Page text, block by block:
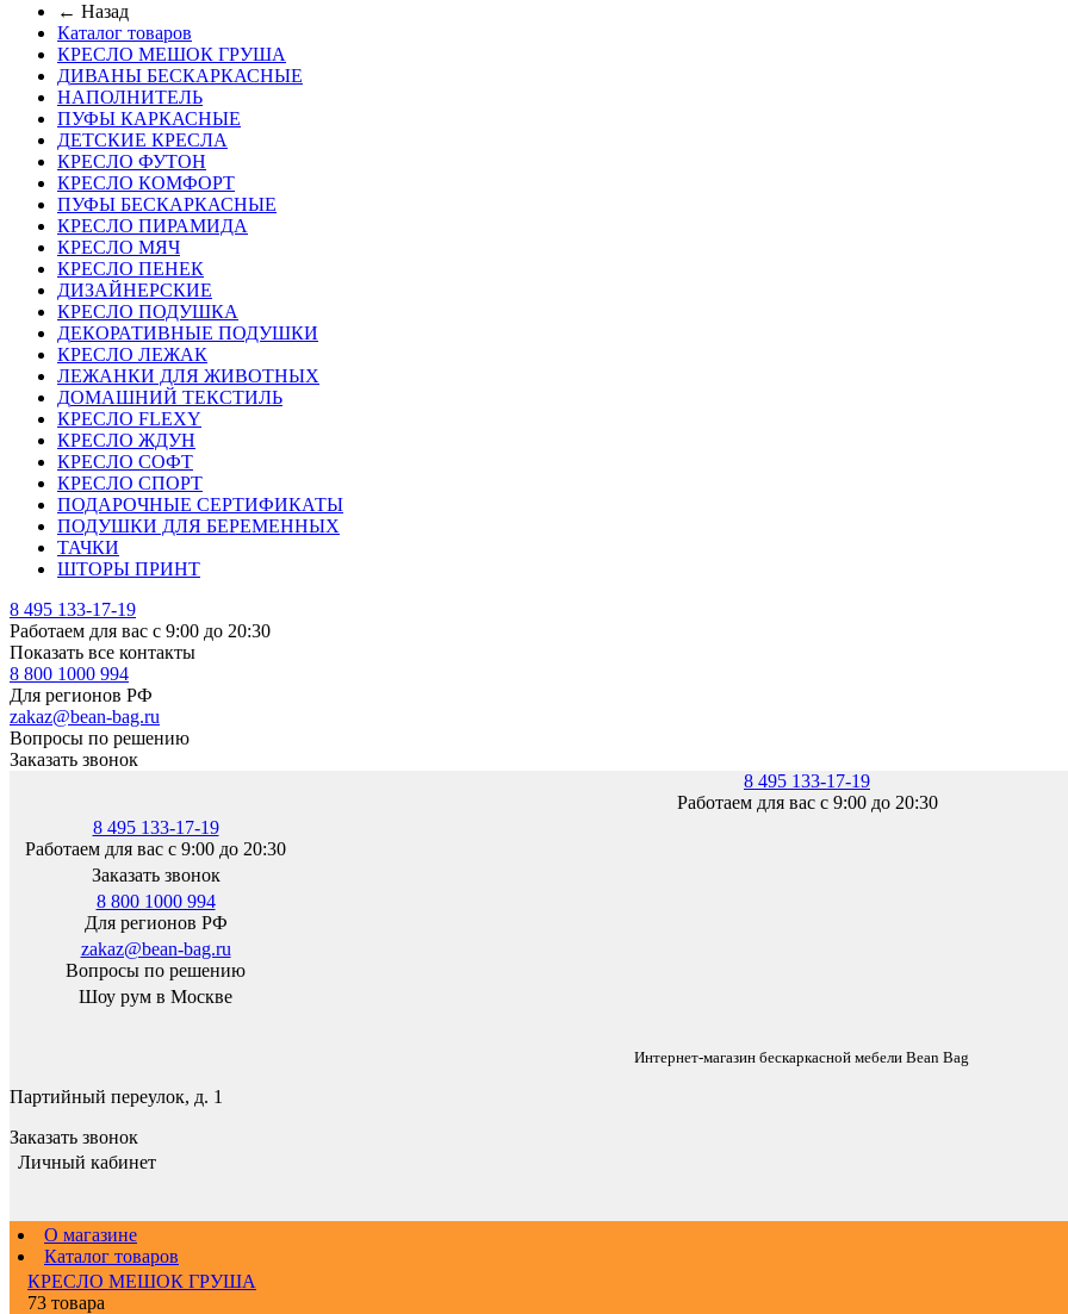
← Назад
Каталог товаров
КРЕСЛО МЕШОК ГРУША
ДИВАНЫ БЕСКАРКАСНЫЕ
НАПОЛНИТЕЛЬ
ПУФЫ КАРКАСНЫЕ
ДЕТСКИЕ КРЕСЛА
КРЕСЛО ФУТОН
КРЕСЛО КОМФОРТ
ПУФЫ БЕСКАРКАСНЫЕ
КРЕСЛО ПИРАМИДА
КРЕСЛО МЯЧ
КРЕСЛО ПЕНЕК
ДИЗАЙНЕРСКИЕ
КРЕСЛО ПОДУШКА
ДЕКОРАТИВНЫЕ ПОДУШКИ
КРЕСЛО ЛЕЖАК
ЛЕЖАНКИ ДЛЯ ЖИВОТНЫХ
ДОМАШНИЙ ТЕКСТИЛЬ
КРЕСЛО FLEXY
КРЕСЛО ЖДУН
КРЕСЛО СОФТ
КРЕСЛО СПОРТ
ПОДАРОЧНЫЕ СЕРТИФИКАТЫ
ПОДУШКИ ДЛЯ БЕРЕМЕННЫХ
ТАЧКИ
ШТОРЫ ПРИНТ
8 495 133-17-19
Работаем для вас с 9:00 до 20:30
Показать все контакты
8 800 1000 994
Для регионов РФ
zakaz@bean-bag.ru
Вопросы по решению
Заказать звонок
8 495 133-17-19
Работаем для вас с 9:00 до 20:30
8 495 133-17-19
Работаем для вас с 9:00 до 20:30
Заказать звонок
8 800 1000 994
Для регионов РФ
zakaz@bean-bag.ru
Вопросы по решению
Шоу рум в Москве
Интернет-магазин бескаркасной мебели Bean Bag
Партийный переулок, д. 1
Заказать звонок
Личный кабинет
О магазине
Каталог товаров
КРЕСЛО МЕШОК ГРУША
73 товара